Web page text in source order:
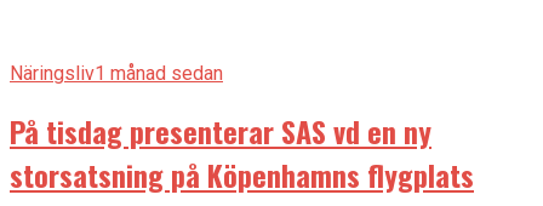
Näringsliv1 månad sedan
På tisdag presenterar SAS vd en ny
storsatsning på Köpenhamns flygplats